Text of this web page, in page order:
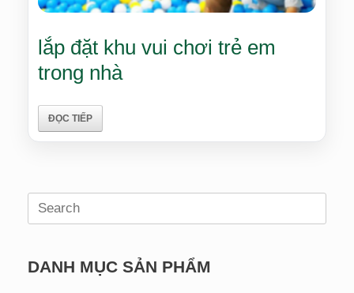
lắp đặt khu vui chơi trẻ em
trong nhà
ĐỌC TIẾP
Search
DANH MỤC SẢN PHẨM